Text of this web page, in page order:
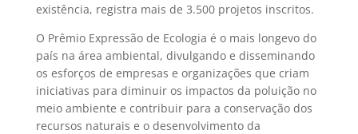
existência, registra mais de 3.500 projetos inscritos.
O Prêmio Expressão de Ecologia é o mais longevo do
país na área ambiental, divulgando e disseminando
os esforços de empresas e organizações que criam
iniciativas para diminuir os impactos da poluição no
meio ambiente e contribuir para a conservação dos
recursos naturais e o desenvolvimento da